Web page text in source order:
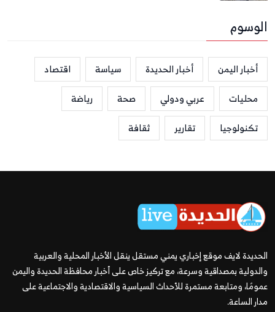
الوسوم
أخبار اليمن أخبار الحديدة سياسة
اقتصاد
محليات
عربي ودولي صحة
رياضة
تكنولوجيا
تقارير ثقافة
الحديدة لايف موقع إخباري يمني مستقل ينقل الأخبار المحلية والعربية
والدولية بمصداقية وسرعة، مع تركيز خاص على أخبار محافظة الحديدة واليمن
عمومًا، ومتابعة مستمرة للأحداث السياسية والاقتصادية والاجتماعية على
مدار الساعة.